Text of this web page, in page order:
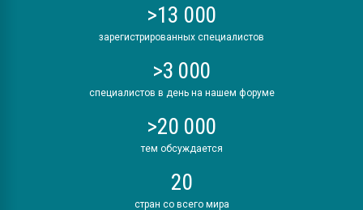
>13 000
зарегистрированных специалистов
>3 000
специалистов в день на нашем форуме
>20 000
тем обсуждается
20
стран со всего мира